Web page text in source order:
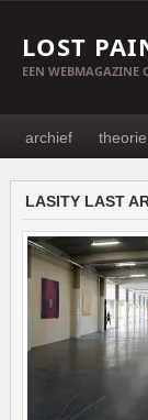
LOST
EEN WEBMAGAZINE
archief theorie
LASITY LAST